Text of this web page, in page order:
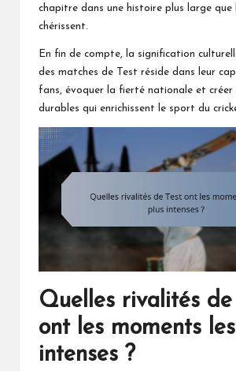
chapitre dans une histoire plus large que
chérissent.
En fin de compte, la signification
des matches de Test réside dans leur
fans, évoquer la fierté nationale et créer
durables qui enrichissent le sport du
Quelles rivalités de
ont les moments
intenses ?